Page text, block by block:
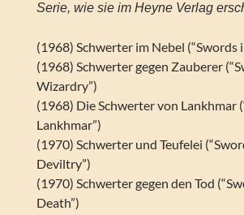
Serie, wie sie im Heyne Verlag
(1968) Schwerter im Nebel (“Swords
(1968) Schwerter gegen Zauberer
Wizardry”)
(1968) Die Schwerter von Lankhmar
Lankhmar”)
(1970) Schwerter und Teufelei
Deviltry”)
(1970) Schwerter gegen den Tod
Death”)